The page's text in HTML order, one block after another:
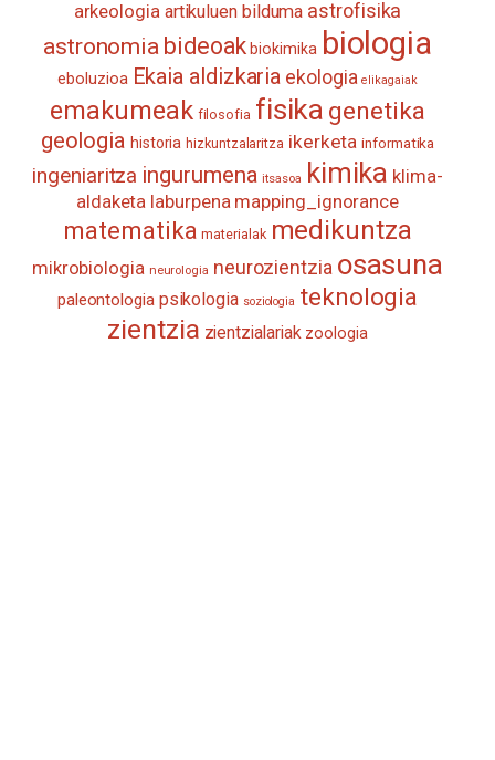
arkeologia artikuluen bilduma astrofisika
astronomia bideoak biokimika biologia
eboluzioa Ekaia aldizkaria ekologia elikagaiak
emakumeak filosofia fisika genetika
geologia historia hizkuntzalaritza ikerketa informatika
ingeniaritza ingurumena itsasoa kimika klima-
aldaketa laburpena mapping_ignorance
matematika materialak medikuntza
mikrobiologia neurologia neurozientzia osasuna
paleontologia psikologia soziologia teknologia
zientzia zientzialariak zoologia